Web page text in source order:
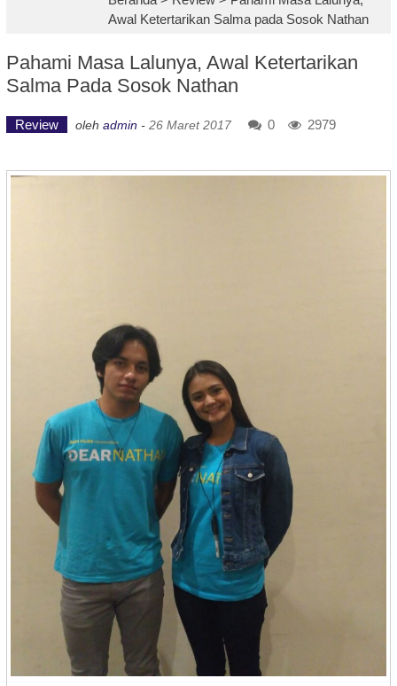
Awal Ketertarikan Salma pada Sosok Nathan
Pahami Masa Lalunya, Awal Ketertarikan
Salma Pada Sosok Nathan
Review oleh admin - 26 Maret 2017 0 2979